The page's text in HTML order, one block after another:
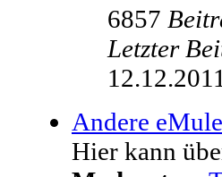
6857
Letzter
Andere
Hier kann